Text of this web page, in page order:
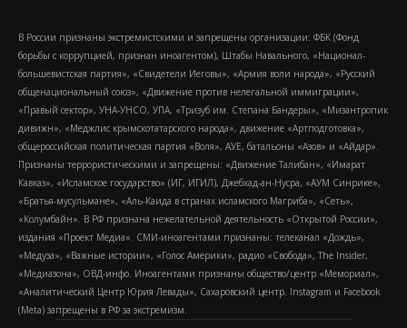
В России признаны экстремистскими и запрещены организации: ФБК (Фонд
борьбы с коррупцией, признан иноагентом), Штабы Навального, «Национал-
большевистская партия», «Свидетели Иеговы», «Армия воли народа», «Русский
общенациональный союз», «Движение против нелегальной иммиграции»,
«Правый сектор», УНА-УНСО, УПА, «Тризуб им. Степана Бандеры», «Мизантропик
дивижн», «Меджлис крымскотатарского народа», движение «Артподготовка»,
общероссийская политическая партия «Воля», АУЕ, батальоны «Азов» и «Айдар».
Признаны террористическими и запрещены: «Движение Талибан», «Имарат
Кавказ», «Исламское государство» (ИГ, ИГИЛ), Джебхад-ан-Нусра, «АУМ Синрике»,
«Братья-мусульмане», «Аль-Каида в странах исламского Магриба», «Сеть»,
«Колумбайн». В РФ признана нежелательной деятельность «Открытой России»,
издания «Проект Медиа». СМИ-иноагентами признаны: телеканал «Дождь»,
«Медуза», «Важные истории», «Голос Америки», радио «Свобода», The Insider,
«Медиазона», ОВД-инфо. Иноагентами признаны общество/центр «Мемориал»,
«Аналитический Центр Юрия Левады», Сахаровский центр. Instagram и Facebook
(Metа) запрещены в РФ за экстремизм.